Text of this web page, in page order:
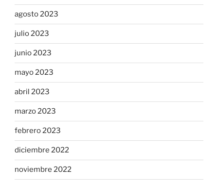
agosto 2023
julio 2023
junio 2023
mayo 2023
abril 2023
marzo 2023
febrero 2023
diciembre 2022
noviembre 2022